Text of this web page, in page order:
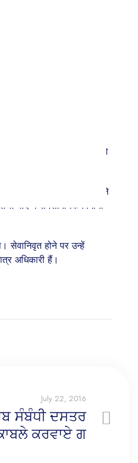
में पायलट ट्रेनिंग कोर्स के
से सम्मानित किया गया।
के साथ स्थिति का
बेस का प्रमुख बनाया गया, जो
हैं, जिन्होंने इस पद पर पहुंचने
बाद में समसामयिक विमानों
सेवानिवृत होने पर उन्हें
अधिकारी हैं।
July 22, 2016
ਸੰਬੰਧੀ ਦਸਤਰ
ਕਰਵਾਏ ਗ